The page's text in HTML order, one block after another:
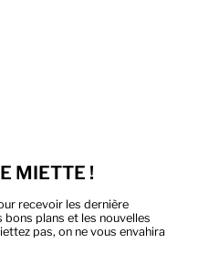
MIETTE !
recevoir les dernière
plans et les nouvelles
pas, on ne vous envahira